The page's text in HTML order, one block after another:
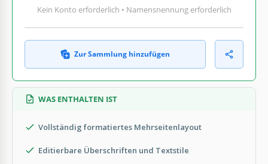
Kein Konto erforderlich • Namensnennung erforderlich
Zur Sammlung hinzufügen
WAS ENTHALTEN IST
Vollständig formatiertes Mehrseitenlayout
Editierbare Überschriften und Textstile